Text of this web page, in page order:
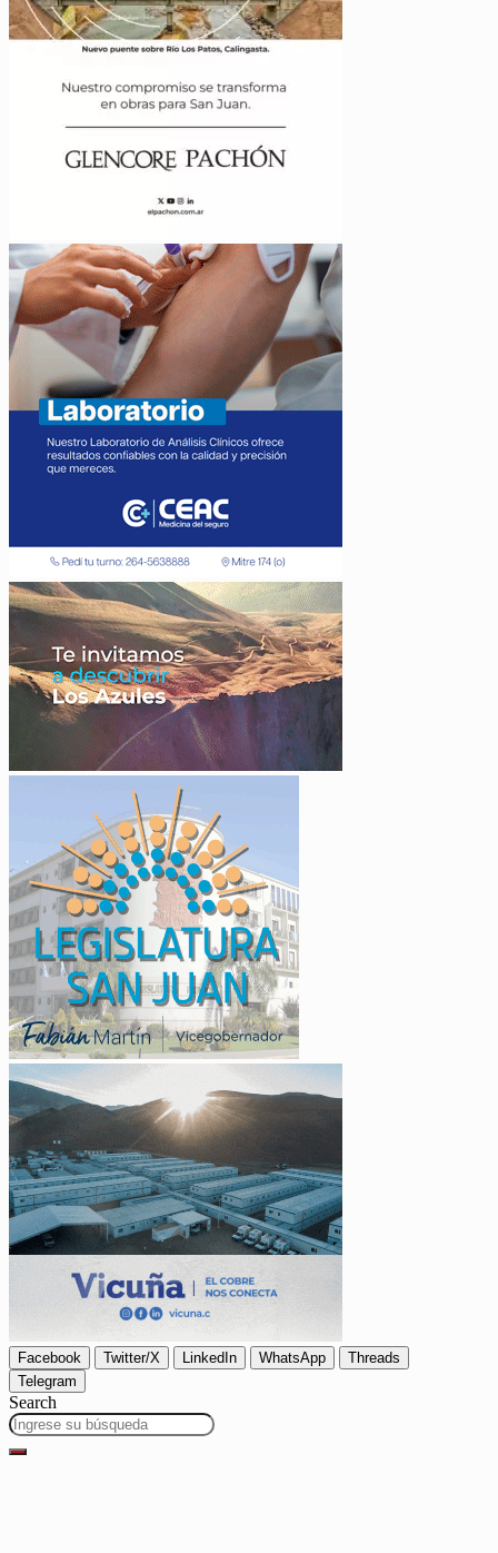
Facebook Twitter/X LinkedIn WhatsApp
Threads
Telegram
Search